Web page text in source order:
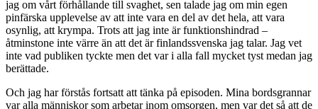
jag om vårt förhållande till svaghet, sen talade jag om min egen
pinfärska upplevelse av att inte vara en del av det hela, att vara
osynlig, att krympa. Trots att jag inte är funktionshindrad –
åtminstone inte värre än att det är finlandssvenska jag talar. Jag vet
inte vad publiken tyckte men det var i alla fall mycket tyst medan jag
berättade.
Och jag har förstås fortsatt att tänka på episoden. Mina bordsgrannar
var alla människor som arbetar inom omsorgen, men var det så att de